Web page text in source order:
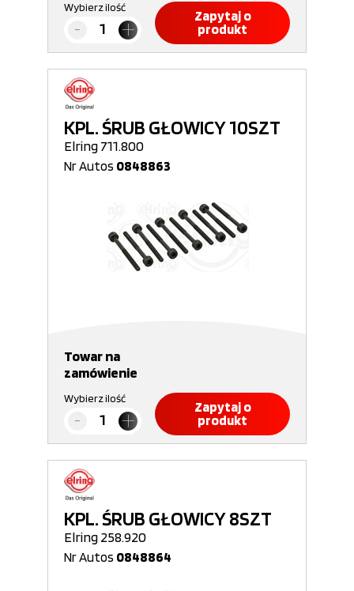
Wybierz ilość
Zapytaj o
produkt
KPL. ŚRUB GŁOWICY 10SZT
Elring 711.800
Nr Autos 0848863
Towar na
zamówienie
Wybierz ilość
Zapytaj o
produkt
KPL. ŚRUB GŁOWICY 8SZT
Elring 258.920
Nr Autos 0848864